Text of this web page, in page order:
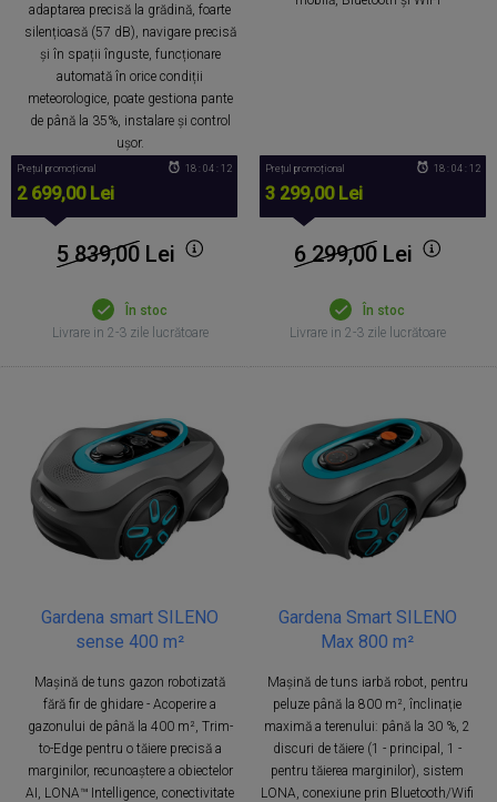
adaptarea precisă la grădină, foarte
silențioasă (57 dB), navigare precisă
și în spații înguste, funcționare
automată în orice condiții
meteorologice, poate gestiona pante
de până la 35%, instalare și control
ușor.
Prețul promoțional
2 699,00 Lei
18 : 04 : 11
5 839,00Lei
În stoc
Livrare in 2-3 zile lucrătoare
Prețul promoțional
3 299,00 Lei
18 : 04 : 11
6 299,00Lei
În stoc
Livrare in 2-3 zile lucrătoare
Gardena smart SILENO
sense 400 m²
Mașină de tuns gazon robotizată
fără fir de ghidare - Acoperire a
gazonului de până la 400 m², Trim-
to-Edge pentru o tăiere precisă a
marginilor, recunoaștere a obiectelor
AI, LONA™ Intelligence, conectivitate
Gardena Smart SILENO
Max 800 m²
Mașină de tuns iarbă robot, pentru
peluze până la 800 m², înclinație
maximă a terenului: până la 30 %, 2
discuri de tăiere (1 - principal, 1 -
pentru tăierea marginilor), sistem
LONA, conexiune prin Bluetooth/Wifi